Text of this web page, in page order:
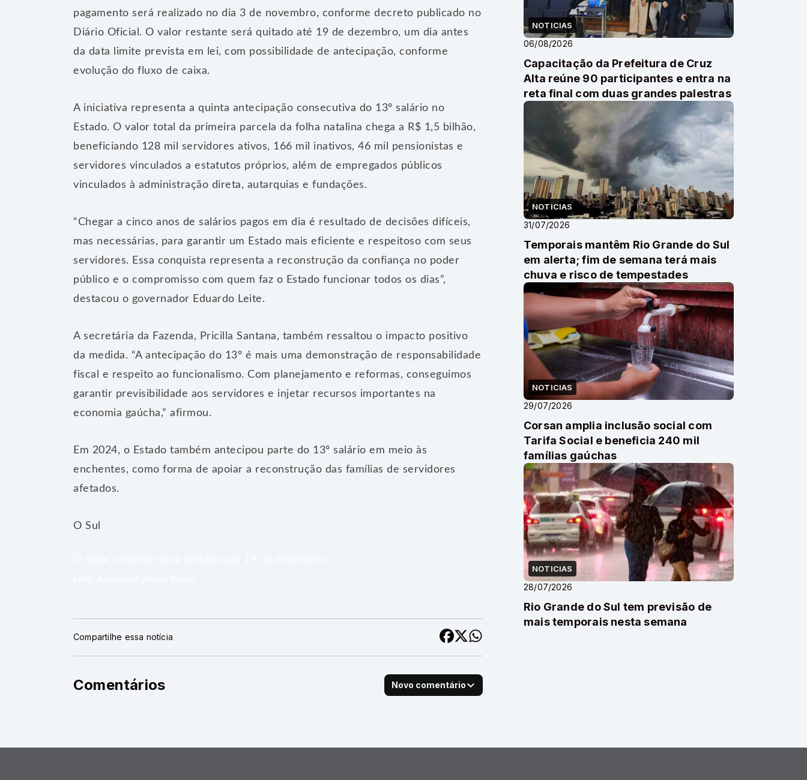
pagamento será realizado no dia 3 de novembro, conforme decreto publicado no
Diário Oficial. O valor restante será quitado até 19 de dezembro, um dia antes
da data limite prevista em lei, com possibilidade de antecipação, conforme
evolução do fluxo de caixa.
A iniciativa representa a quinta antecipação consecutiva do 13º salário no
Estado. O valor total da primeira parcela da folha natalina chega a R$ 1,5 bilhão,
beneficiando 128 mil servidores ativos, 166 mil inativos, 46 mil pensionistas e
servidores vinculados a estatutos próprios, além de empregados públicos
vinculados à administração direta, autarquias e fundações.
“Chegar a cinco anos de salários pagos em dia é resultado de decisões difíceis,
mas necessárias, para garantir um Estado mais eficiente e respeitoso com seus
servidores. Essa conquista representa a reconstrução da confiança no poder
público e o compromisso com quem faz o Estado funcionar todos os dias”,
destacou o governador Eduardo Leite.
A secretária da Fazenda, Pricilla Santana, também ressaltou o impacto positivo
da medida. “A antecipação do 13º é mais uma demonstração de responsabilidade
fiscal e respeito ao funcionalismo. Com planejamento e reformas, conseguimos
garantir previsibilidade aos servidores e injetar recursos importantes na
economia gaúcha,” afirmou.
Em 2024, o Estado também antecipou parte do 13º salário em meio às
enchentes, como forma de apoiar a reconstrução das famílias de servidores
afetados.
O Sul
Compartilhe essa notícia
Comentários Novo comentário
NOTICIAS
06/08/2026
Capacitação da Prefeitura de Cruz
Alta reúne 90 participantes e entra na
reta final com duas grandes palestras
NOTICIAS
31/07/2026
Temporais mantêm Rio Grande do Sul
em alerta; fim de semana terá mais
chuva e risco de tempestades
NOTICIAS
29/07/2026
Corsan amplia inclusão social com
Tarifa Social e beneficia 240 mil
famílias gaúchas
NOTICIAS
28/07/2026
Rio Grande do Sul tem previsão de
mais temporais nesta semana